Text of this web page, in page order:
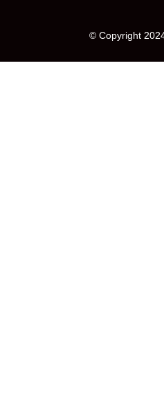
© Copyright